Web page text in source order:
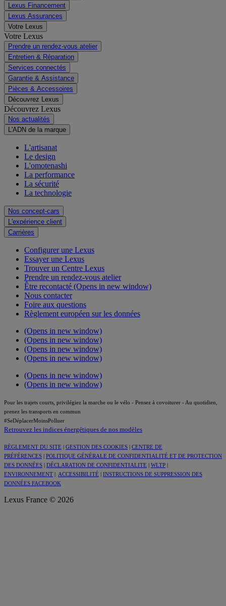
Lexus Financement
Lexus Assurances
Votre Lexus
Votre Lexus
Prendre un rendez-vous atelier
Entretien & Réparation
Services connectés
Garantie & Assistance
Pièces & Accessoires
Découvrez Lexus
Découvrez Lexus
Nos actualités
L'ADN de la marque
L'artisanat
Le design
L'omotenashi
La performance
La sécurité
La technologie
Nos concept-cars
L'expérience client
Carrières
Configurer une Lexus
Essayer une Lexus
Trouver un Centre Lexus
Prendre un rendez-vous atelier
Être recontacté (Opens in new window)
Nous contacter
Foire aux questions
Règlement européen sur les données
(Opens in new window)
(Opens in new window)
(Opens in new window)
(Opens in new window)
(Opens in new window)
(Opens in new window)
Pour les trajets courts, privilégiez la marche ou le vélo - Pensez à covoiturer - Au quotidien,
prenez les transports en commun
#SeDéplacerMoinsPolluer
Retrouvez les indices énergétiques de nos modèles
RÈGLEMENT DU SITE | GESTION DES COOKIES | CENTRE DE
PRÉFÉRENCES | POLITIQUE GÉNÉRALE DE CONFIDENTIALITÉ ET DE PROTECTION
DES DONNÉES | DÉCLARATION DE CONFIDENTIALITE | WLTP |
ENVIRONNEMENT | ACCESSIBILITÉ | INSTRUCTIONS DE SUPPRESSION DES
DONNÉES FACEBOOK
Lexus France © 2026